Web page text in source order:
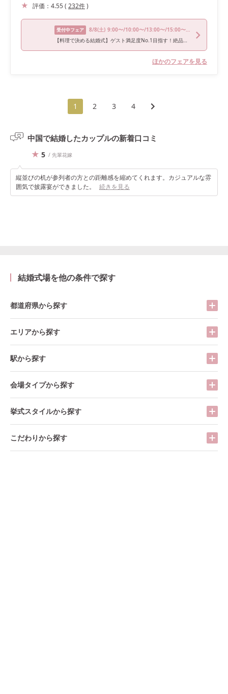
評価： 4.55( 232件)
受付中フェア 8/8(土) 9:00〜/10:00〜/13:00〜/15:00〜/16:00〜
【料理で決める結婚式】ゲスト満足度No.1目指す！絶品コース試食フェア
ほかのフェアを見る
1 2 3 4
中国で結婚したカップルの新着口コミ
5 / 先輩花嫁
縦並びの机が参列者の方との距離感を縮めてくれます。カジュアルな雰
囲気で披露宴ができました。
続きを見る
結婚式場を他の条件で探す
都道府県から探す
エリアから探す
駅から探す
会場タイプから探す
挙式スタイルから探す
こだわりから探す